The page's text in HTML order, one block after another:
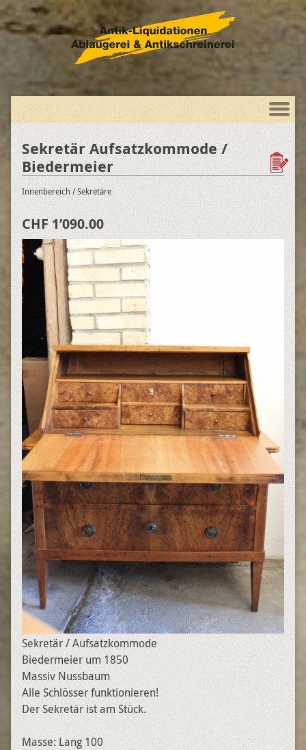
Sekretär Aufsatzkommode /
Biedermeier
Innenbereich / Sekretäre
CHF 1’090.00
Sekretär / Aufsatzkommode
Biedermeier um 1850
Massiv Nussbaum
Alle Schlösser funktionieren!
Der Sekretär ist am Stück.
Masse: Lang 100